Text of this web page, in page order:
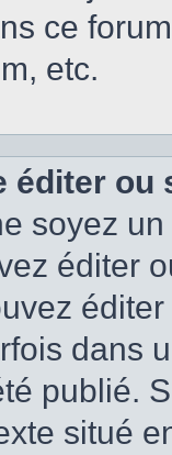
ce
etc.
éditer
soyez
éditer
dans
publié.
situé